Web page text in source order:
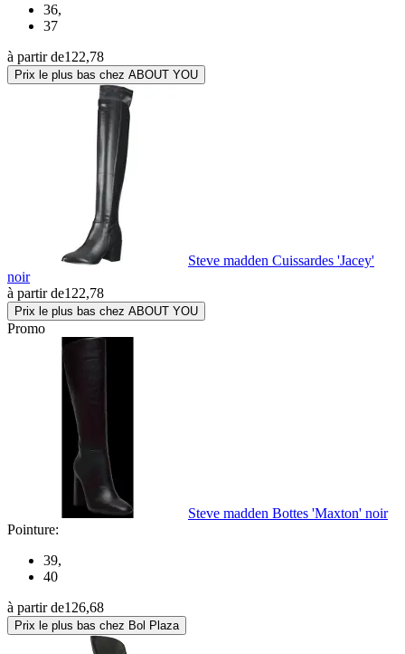
36,
37
à partir de122,78
Prix le plus bas chez ABOUT YOU
Steve madden Cuissardes 'Jacey'
noir
à partir de122,78
Prix le plus bas chez ABOUT YOU
Promo
Steve madden Bottes 'Maxton' noir
Pointure:
39,
40
à partir de126,68
Prix le plus bas chez Bol Plaza